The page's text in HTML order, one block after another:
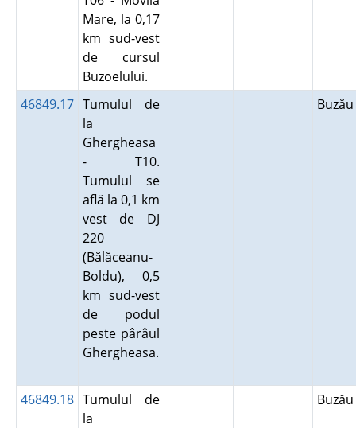
Mare, la 0,17
km sud-vest
de cursul
Buzoelului.
46849.17 Tumulul de
la
Ghergheasa
- T10.
Tumulul se
află la 0,1 km
vest de DJ
220
(Bălăceanu-
Boldu), 0,5
km sud-vest
de podul
peste pârâul
Ghergheasa.
46849.18 Tumulul de
la